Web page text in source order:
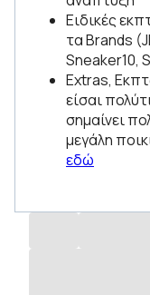
Ειδικές
τα Brands
Sneaker10,
Extras,
είσαι
σημαίνει
μεγάλη
εδώ